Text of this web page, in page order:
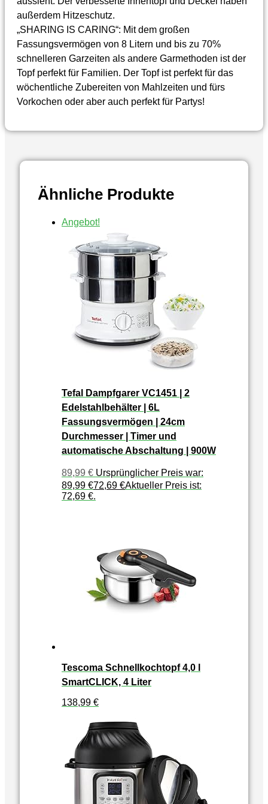
außerdem Hitzeschutz.
„SHARING IS CARING“: Mit dem großen
Fassungsvermögen von 8 Litern und bis zu 70%
schnelleren Garzeiten als andere Garmethoden ist der
Topf perfekt für Familien. Der Topf ist perfekt für das
wöchentliche Zubereiten von Mahlzeiten und fürs
Vorkochen oder aber auch perfekt für Partys!
Ähnliche Produkte
Angebot!
Tefal Dampfgarer VC1451 | 2
Edelstahlbehälter | 6L
Fassungsvermögen | 24cm
Durchmesser | Timer und
automatische Abschaltung | 900W
89,99 € Ursprünglicher Preis war:
89,99 €72,69 €Aktueller Preis ist:
72,69 €.
Tescoma Schnellkochtopf 4,0 l
SmartCLICK, 4 Liter
138,99 €